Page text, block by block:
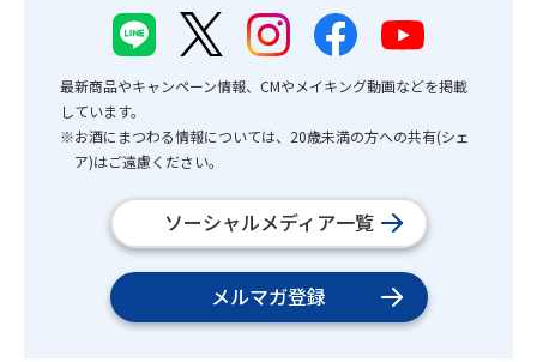
最新商品やキャンペーン情報、CMやメイキング動画などを掲載
しています。
※お酒にまつわる情報については、20歳未満の方への共有(シェ
ア)はご遠慮ください。
ソーシャルメディア一覧
メルマガ登録